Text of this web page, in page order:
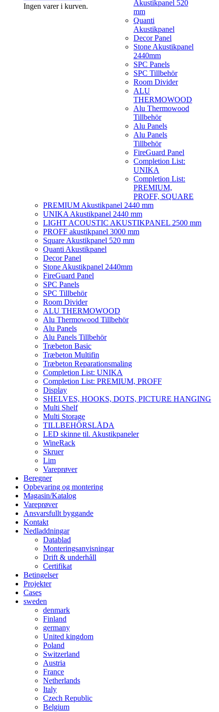
Ingen varer i kurven.
Akustikpanel 520
mm
Quanti
Akustikpanel
Decor Panel
Stone Akustikpanel
2440mm
SPC Panels
SPC Tillbehör
Room Divider
ALU
THERMOWOOD
Alu Thermowood
Tillbehör
Alu Panels
Alu Panels
Tillbehör
FireGuard Panel
Completion List:
UNIKA
Completion List:
PREMIUM,
PROFF, SQUARE
PREMIUM Akustikpanel 2440 mm
UNIKA Akustikpanel 2440 mm
LIGHT ACOUSTIC AKUSTIKPANEL 2500 mm
PROFF akustikpanel 3000 mm
Square Akustikpanel 520 mm
Quanti Akustikpanel
Decor Panel
Stone Akustikpanel 2440mm
FireGuard Panel
SPC Panels
SPC Tillbehör
Room Divider
ALU THERMOWOOD
Alu Thermowood Tillbehör
Alu Panels
Alu Panels Tillbehör
Træbeton Basic
Træbeton Multifin
Træbeton Reparationsmaling
Completion List: UNIKA
Completion List: PREMIUM, PROFF
Display
SHELVES, HOOKS, DOTS, PICTURE HANGING
Multi Shelf
Multi Storage
TILLBEHÖRSLÅDA
LED skinne til. Akustikpaneler
WineRack
Skruer
Lim
Vareprøver
Beregner
Opbevaring og montering
Magasin/Katalog
Vareprøver
Ansvarsfullt byggande
Kontakt
Nedladdningar
Datablad
Monteringsanvisningar
Drift & underhåll
Certifikat
Betingelser
Projekter
Cases
sweden
denmark
Finland
germany
United kingdom
Poland
Switzerland
Austria
France
Netherlands
Italy
Czech Republic
Belgium